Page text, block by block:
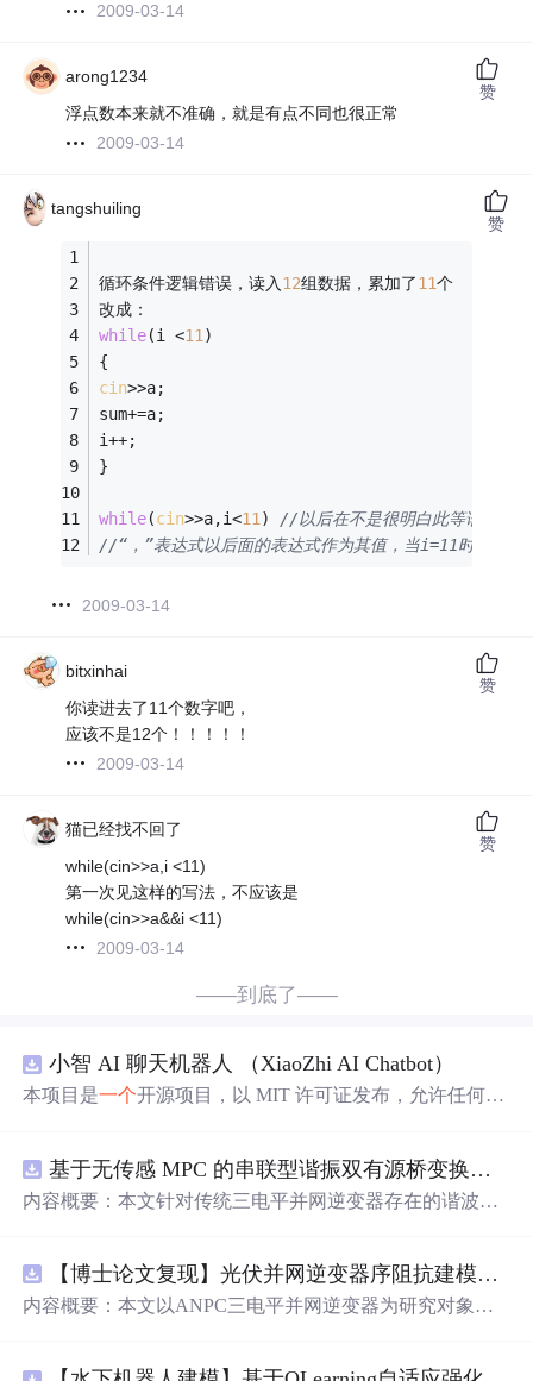
2009-03-14
arong1234
浮点数本来就不准确，就是有点不同也很正常
2009-03-14
赞
tangshuiling
循环条件逻辑错误，读入12组数据，累加了11个
改成：
while(i <11)
{
cin>>a;
sum+=a;
i++;
}
while(cin>>a,i<11) //以后在不是很明白此等语句的
//“，”表达式以后面的表达式作为其值，当i=11时，cin
2009-03-14
赞
bitxinhai
你读进去了11个数字吧，
应该不是12个！！！！！
2009-03-14
赞
猫已经找不回了
while(cin>>a,i <11)
第一次见这样的写法，不应该是
while(cin>>a&&i <11)
2009-03-14
赞
——到底了——
小智 AI 聊天机器人 （XiaoZhi AI Chatbot）
本项目是一个开源项目，以 MIT 许可证发布，允许任何人
速发展的大语言模型应用到实际的硬件设备中。无论你是
对 AI 感兴趣的学生，还是想要探索新技术的开发者，都可
基于无传感 MPC 的串联型谐振双有源桥变换器动态性能优化（Simulink仿真实现）
内容概要：本文针对传统三电平并网逆变器存在的谐波含
高性能并网控制策略。该策略融合了双极性倍频脉宽调制
（DPWMA）、正负序分离锁相技术和电网电压前馈控
及动态扰动等多种工况下进行验证，结果表明该复合控制
【博士论文复现】光伏并网逆变器序阻抗建模、扫频辨识与弱电网交互稳定性分析【阻抗建模、验证扫频法】（Matlab代码、Simulink仿真实现）
内容概要：本文以ANPC三电平并网逆变器为研究对象，